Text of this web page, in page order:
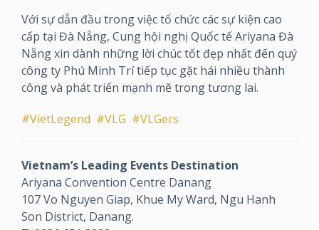
Với sự dẫn đầu trong việc tổ chức các sự kiện cao
cấp tại Đà Nẵng, Cung hội nghị Quốc tế Ariyana Đà
Nẵng xin dành những lời chúc tốt đẹp nhất đến quý
công ty Phú Minh Trí tiếp tục gặt hái nhiều thành
công và phát triển mạnh mẽ trong tương lai.
#VietLegend #VLG #VLGers
Vietnam’s Leading Events Destination
Ariyana Convention Centre Danang
107 Vo Nguyen Giap, Khue My Ward, Ngu Hanh
Son District, Danang.